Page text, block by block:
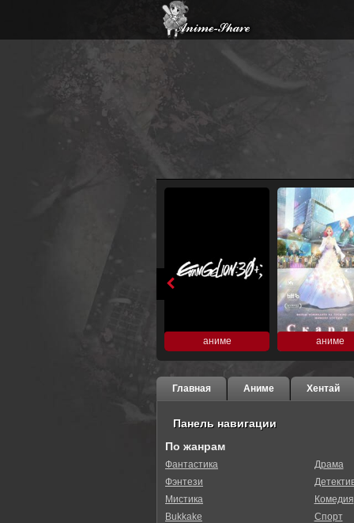
аниме аниме
Главная Аниме Хентай
Панель навигации
По жанрам
Фантастика
Фэнтези
Мистика
Bukkake
Драма
Комедия
Спорт